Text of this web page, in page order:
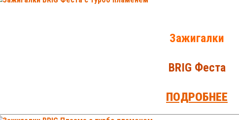
Зажигалки
BRIG Феста
ПОДРОБНЕЕ